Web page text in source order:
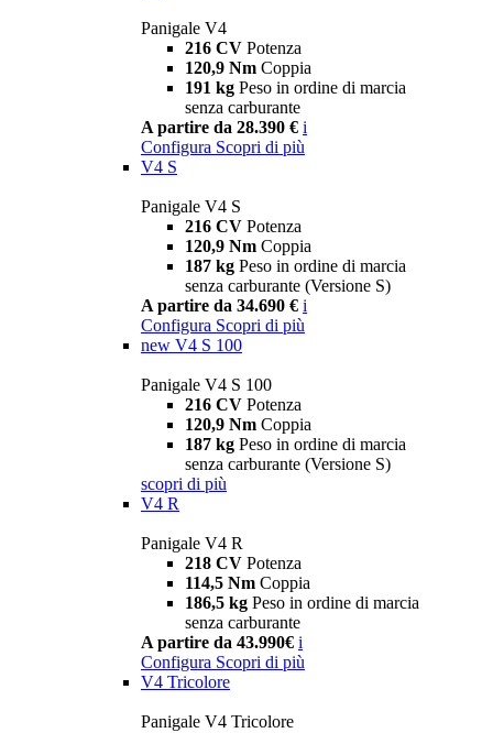
Panigale V4
216 CV Potenza
120,9 Nm Coppia
191 kg Peso in ordine di marcia
senza carburante
A partire da 28.390 € i
Configura Scopri di più
V4 S
Panigale V4 S
216 CV Potenza
120,9 Nm Coppia
187 kg Peso in ordine di marcia
senza carburante (Versione S)
A partire da 34.690 € i
Configura Scopri di più
new V4 S 100
Panigale V4 S 100
216 CV Potenza
120,9 Nm Coppia
187 kg Peso in ordine di marcia
senza carburante (Versione S)
scopri di più
V4 R
Panigale V4 R
218 CV Potenza
114,5 Nm Coppia
186,5 kg Peso in ordine di marcia
senza carburante
A partire da 43.990€ i
Configura Scopri di più
V4 Tricolore
Panigale V4 Tricolore